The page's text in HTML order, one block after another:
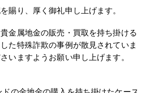
賜り、厚く御礼申し上げます。
金属地金の販売・買取を持ち掛ける
た特殊詐欺の事例が散見されていま
いますようお願い申し上げます。